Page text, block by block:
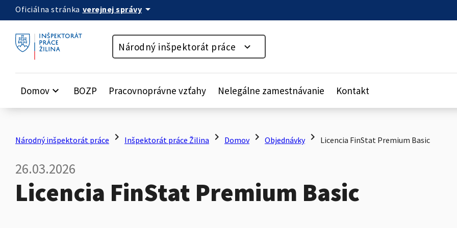
Preskočiť na obsah
Oficiálna stránka verejnej správy arrow_drop_down
Národný inšpektorát práce
Domov keyboard_arrow_down BOZP Pracovnoprávne vzťahy Nelegálne zamestnávanie Kontakt
Národný inšpektorát práce chevron_right Inšpektorát práce Žilina chevron_right Domov chevron_right Objednávky chevron_right Licencia FinStat Premium Basic
26.03.2026
Licencia FinStat Premium Basic